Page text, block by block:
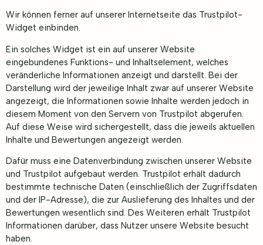
Wir können ferner auf unserer Internetseite das Trustpilot-
Widget einbinden.
Ein solches Widget ist ein auf unserer Website
eingebundenes Funktions- und Inhaltselement, welches
veränderliche Informationen anzeigt und darstellt. Bei der
Darstellung wird der jeweilige Inhalt zwar auf unserer Website
angezeigt, die Informationen sowie Inhalte werden jedoch in
diesem Moment von den Servern von Trustpilot abgerufen.
Auf diese Weise wird sichergestellt, dass die jeweils aktuellen
Inhalte und Bewertungen angezeigt werden.
Dafür muss eine Datenverbindung zwischen unserer Website
und Trustpilot aufgebaut werden. Trustpilot erhält dadurch
bestimmte technische Daten (einschließlich der Zugriffsdaten
und der IP-Adresse), die zur Auslieferung des Inhaltes und der
Bewertungen wesentlich sind. Des Weiteren erhält Trustpilot
Informationen darüber, dass Nutzer unsere Website besucht
haben.